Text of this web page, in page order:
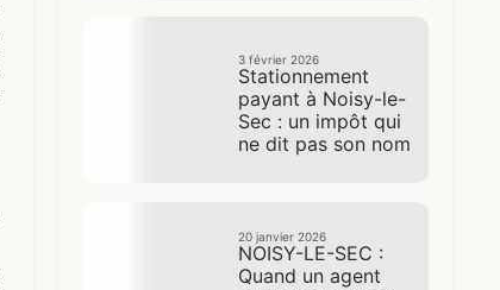
3 février 2026
Stationnement
payant à Noisy-le-
Sec : un impôt qui
ne dit pas son nom
20 janvier 2026
NOISY-LE-SEC :
Quand un agent